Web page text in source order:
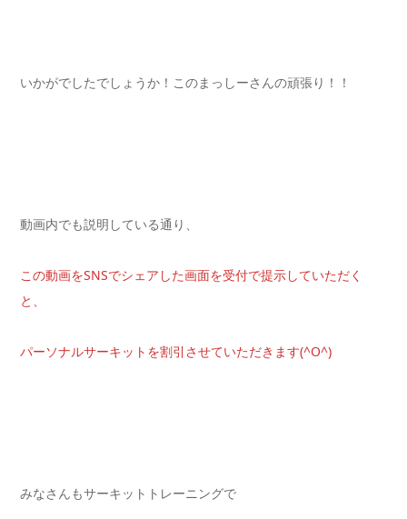
いかがでしたでしょうか！このまっしーさんの頑張り！！
動画内でも説明している通り、
この動画をSNSでシェアした画面を受付で提示していただく
と、
パーソナルサーキットを割引させていただきます(^O^)
みなさんもサーキットトレーニングで